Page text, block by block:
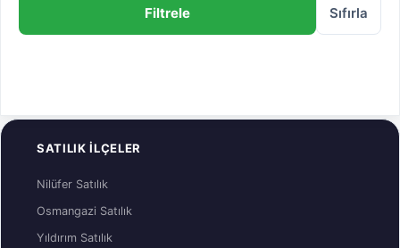
Filtrele Sıfırla
SATILIK İLÇELER
Nilüfer Satılık
Osmangazi Satılık
Yıldırım Satılık